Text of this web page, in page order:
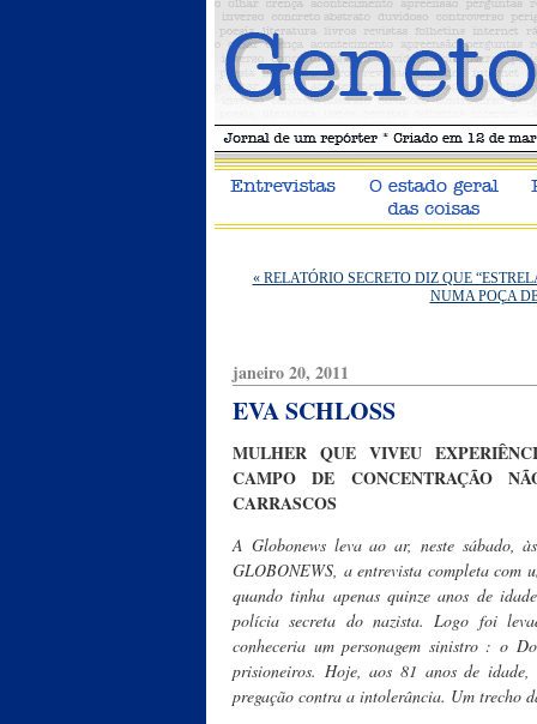
« RELATÓRIO SECRETO DIZ QUE
NUMA POÇA
janeiro 20, 2011
EVA SCHLOSS
MULHER QUE VIVEU
CAMPO DE CONCENTRAÇÃO
CARRASCOS
A Globonews leva ao ar, neste sábado,
GLOBONEWS, a entrevista completa com
quando tinha apenas quinze anos de
polícia secreta do nazista. Logo foi
conheceria um personagem sinistro : o
prisioneiros. Hoje, aos 81 anos de
pregação contra a intolerância. Um trecho